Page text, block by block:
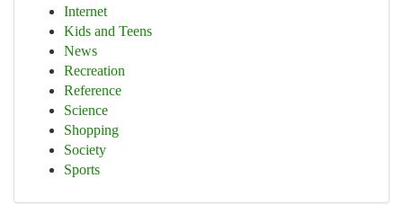
Internet
Kids and Teens
News
Recreation
Reference
Science
Shopping
Society
Sports